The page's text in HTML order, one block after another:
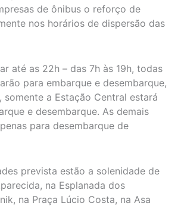
de ônibus o reforço de
nos horários de dispersão das
até as 22h – das 7h às 19h, todas
para embarque e desembarque,
somente a Estação Central estará
e desembarque. As demais
para desembarque de
prevista estão a solenidade de
na Esplanada dos
na Praça Lúcio Costa, na Asa